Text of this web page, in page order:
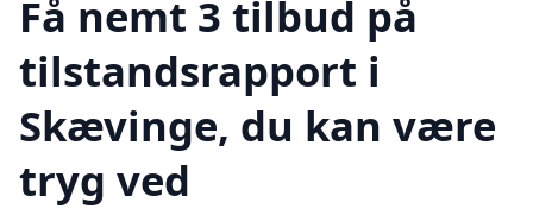
Få nemt 3 tilbud på
tilstandsrapport i
Skævinge, du kan være
tryg ved